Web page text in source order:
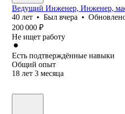
Ведущий Инженер, Инженер,
40 лет • Был вчера •
200 000 ₽
Не ищет работу
Есть подтверждённые навыки
Общий опыт
18 лет 3 месяца